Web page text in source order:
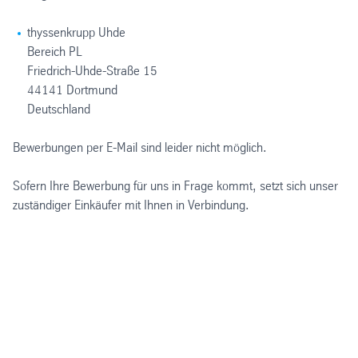
thyssenkrupp Uhde
Bereich PL
Friedrich-Uhde-Straße 15
44141 Dortmund
Deutschland
Bewerbungen per E-Mail sind leider nicht möglich.
Sofern Ihre Bewerbung für uns in Frage kommt, setzt sich unser
zuständiger Einkäufer mit Ihnen in Verbindung.